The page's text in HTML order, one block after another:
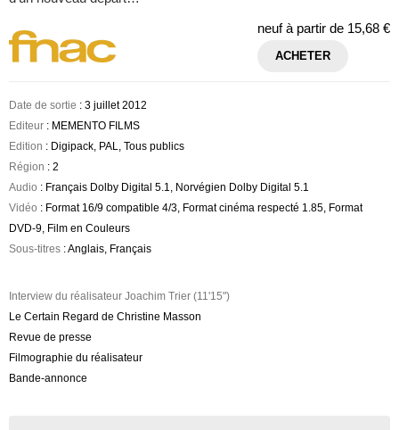
neuf à partir de 15,68 €
ACHETER
Date de sortie : 3 juillet 2012
Editeur : MEMENTO FILMS
Edition : Digipack, PAL, Tous publics
Région : 2
Audio : Français Dolby Digital 5.1, Norvégien Dolby Digital 5.1
Vidéo : Format 16/9 compatible 4/3, Format cinéma respecté 1.85, Format
DVD-9, Film en Couleurs
Sous-titres : Anglais, Français
Interview du réalisateur Joachim Trier (11'15")
Le Certain Regard de Christine Masson
Revue de presse
Filmographie du réalisateur
Bande-annonce